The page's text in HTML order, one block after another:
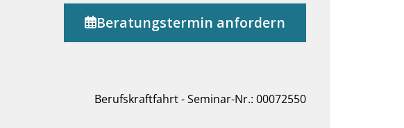
Beratungstermin anfordern
Berufskraftfahrt - Seminar-Nr.: 00072550